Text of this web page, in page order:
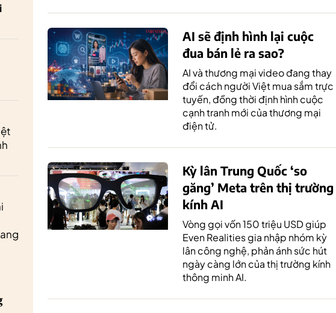
AI sẽ định hình lại cuộc
đua bán lẻ ra sao?
AI và thương mại video đang thay
đổi cách người Việt mua sắm trực
tuyến, đồng thời định hình cuộc
cạnh tranh mới của thương mại
điện tử.
Kỳ lân Trung Quốc ‘so
găng’ Meta trên thị trường
kính AI
Vòng gọi vốn 150 triệu USD giúp
Even Realities gia nhập nhóm kỳ
lân công nghệ, phản ánh sức hút
ngày càng lớn của thị trường kính
thông minh AI.